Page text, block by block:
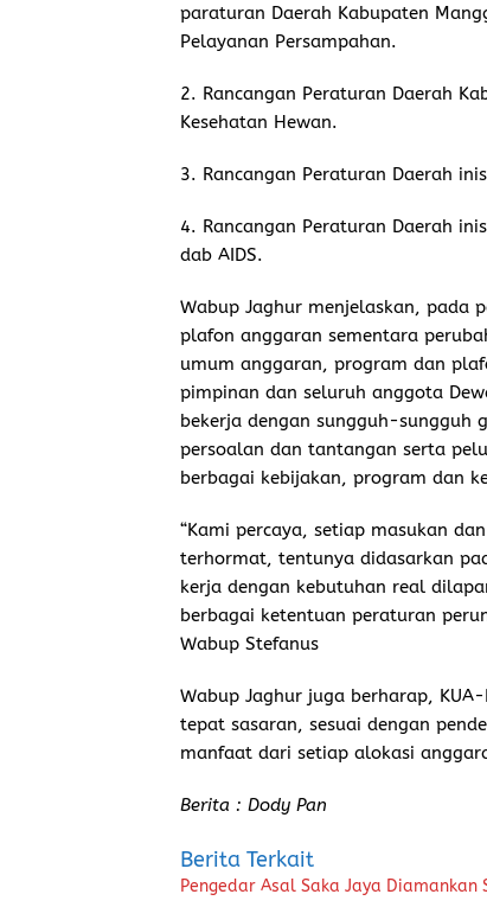
paraturan Daerah Kabupaten
Pelayanan Persampahan.
2. Rancangan Peraturan Daerah
Kesehatan Hewan.
3. Rancangan Peraturan Daerah
4. Rancangan Peraturan Daerah
dab AIDS.
Wabup Jaghur menjelaskan, pada
plafon anggaran sementara
umum anggaran, program dan
pimpinan dan seluruh anggota
bekerja dengan sungguh-sungguh
persoalan dan tantangan serta
berbagai kebijakan, program dan
“Kami percaya, setiap masukan
terhormat, tentunya didasarkan
kerja dengan kebutuhan real
berbagai ketentuan peraturan
Wabup Stefanus
Wabup Jaghur juga berharap,
tepat sasaran, sesuai dengan
manfaat dari setiap alokasi
Berita : Dody Pan
Berita Terkait
Pengedar Asal Saka Jaya